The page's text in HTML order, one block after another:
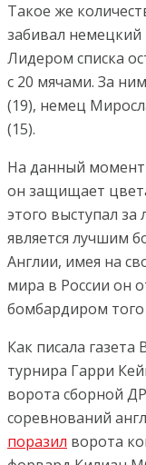
Такое же
забивал
Лидером списка
с 20 мячами. За
(19), немец
(15).
На данный момент
он защищает
этого выступал
является лучшим
Англии, имея на
мира в России он
бомбардиром того
Как писала
турнира Гарри
ворота сборной
соревнований
поразил ворота